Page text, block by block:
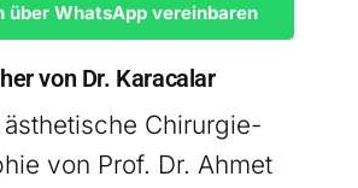
über WhatsApp vereinbaren
von Dr. Karacalar
Chirurgie-
von Prof. Dr. Ahmet